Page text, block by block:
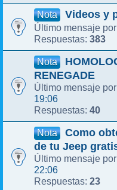
Nota Videos y
Último mensaje por
Respuestas: 383
Nota
RENEGADE
Último mensaje por
19:06
Respuestas: 40
Nota
Como
de tu Jeep
Último mensaje por
22:06
Respuestas: 23